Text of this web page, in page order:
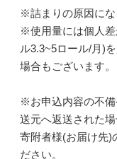
※詰まりの原因にな
※使用量には個人
ル3.3~5ロール/月)
場合もございます。
※お申込内容の不
送元へ返送された場
寄附者様(お届け先)
ださい。